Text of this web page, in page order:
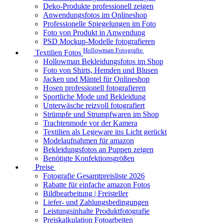
Deko-Produkte professionell zeigen
Anwendungsfotos im Onlineshop
Professionelle Spiegelungen im Foto
Foto von Produkt in Anwendung
PSD Mockup-Modelle fotografieren
Textilien Fotos Hollowman Fotografie
Hollowman Bekleidungsfotos im Shop
Foto von Shirts, Hemden und Blusen
Jacken und Mäntel für Onlineshop
Hosen professionell fotografieren
Sportliche Mode und Bekleidung
Unterwäsche reizvoll fotografiert
Strümpfe und Strumpfwaren im Shop
Trachtenmode vor der Kamera
Textilien als Legeware ins Licht gerückt
Modelaufnahmen für amazon
Bekleidungsfotos an Puppen zeigen
Benötigte Konfektionsgrößen
Preise
Fotografie Gesamtpreisliste 2026
Rabatte für einfache amazon Fotos
Bildbearbeitung | Freisteller
Liefer- und Zahlungsbedingungen
Leistungsinhalte Produktfotografie
Preiskalkulation Fotoarbeiten